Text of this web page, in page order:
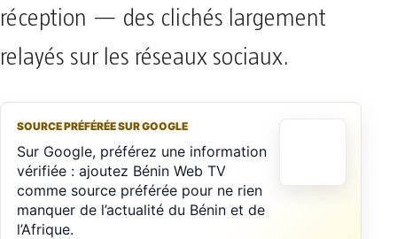
réception — des clichés largement
relayés sur les réseaux sociaux.
SOURCE PRÉFÉRÉE SUR GOOGLE
Sur Google, préférez une information
vérifiée : ajoutez Bénin Web TV
comme source préférée pour ne rien
manquer de l’actualité du Bénin et de
l’Afrique.